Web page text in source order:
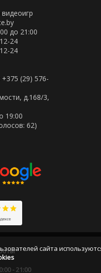
до 21:00
24
24
(29) 576-
д.168/3,
19:00
62)
- 21:00
сайта